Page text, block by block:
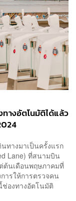
ทางอัตโนมัติได้แล้ว
ทางมาเป็นครั้งแรก
Lane) ที่สนามบิน
ต้นเดือนพฤษภาคมที่
ารให้การตรวจคน
องทางอัตโนมัติ